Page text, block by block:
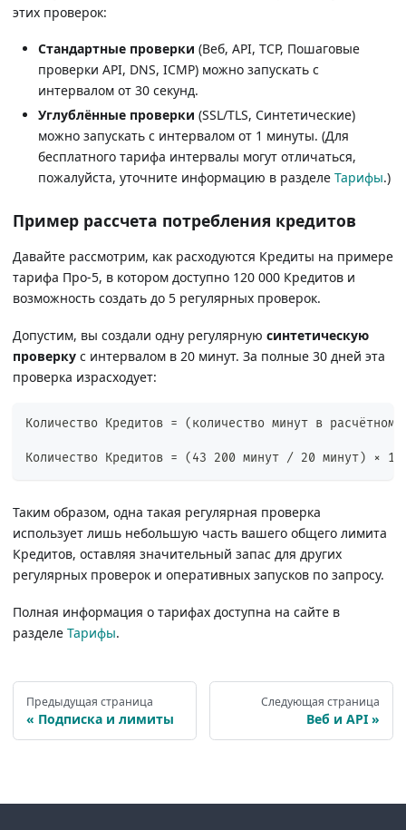
этих проверок:
Стандартные проверки (Веб, API, TCP, Пошаговые
проверки API, DNS, ICMP) можно запускать с
интервалом от 30 секунд.
Углублённые проверки (SSL/TLS, Синтетические)
можно запускать с интервалом от 1 минуты. (Для
бесплатного тарифа интервалы могут отличаться,
пожалуйста, уточните информацию в разделе Тарифы.)
Пример рассчета потребления кредитов
Давайте рассмотрим, как расходуются Кредиты на примере
тарифа Про-5, в котором доступно 120 000 Кредитов и
возможность создать до 5 регулярных проверок.
Допустим, вы создали одну регулярную синтетическую
проверку с интервалом в 20 минут. За полные 30 дней эта
проверка израсходует:
Количество Кредитов = (количество минут в
Количество Кредитов = (43 200 минут / 20 минут) × 10
Таким образом, одна такая регулярная проверка
использует лишь небольшую часть вашего общего лимита
Кредитов, оставляя значительный запас для других
регулярных проверок и оперативных запусков по запросу.
Полная информация о тарифах доступна на сайте в
разделе Тарифы.
Предыдущая страница
Подписка и лимиты
Следующая страница
Веб и API